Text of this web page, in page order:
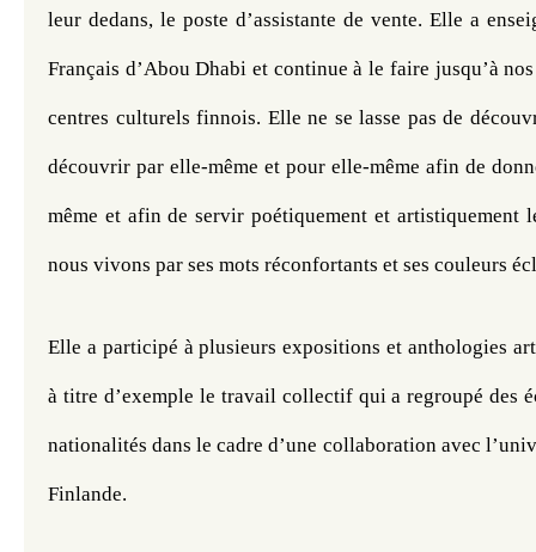
leur dedans, le poste d’assistante de vente. Elle a
Français d’Abou Dhabi et continue à le faire jusqu’à
centres culturels finnois. Elle ne se lasse pas de
découvrir par elle-même et pour elle-même afin de
même et afin de servir poétiquement et artistiquement
nous vivons par ses mots réconfortants et ses couleurs
Elle a participé à plusieurs expositions et anthologies
à titre d’exemple le travail collectif qui a regroupé des
nationalités dans le cadre d’une collaboration avec
Finlande.